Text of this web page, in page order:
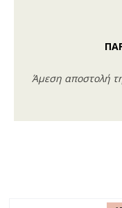
Άμεση αποστολή